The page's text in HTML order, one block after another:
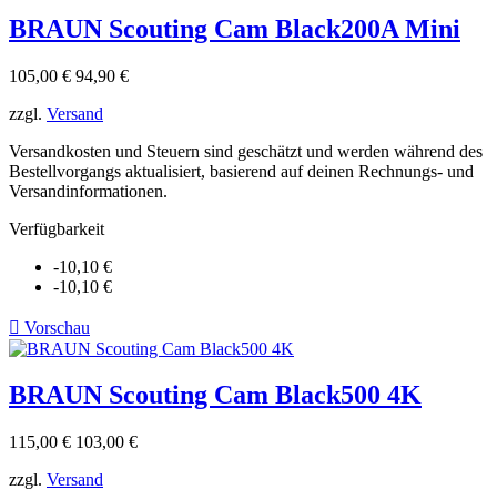
BRAUN Scouting Cam Black200A Mini
Verkaufspreis
105,00 € Preis
94,90 €
zzgl. Versand
Versandkosten und Steuern sind geschätzt und werden während des
Bestellvorgangs aktualisiert, basierend auf deinen Rechnungs- und
Versandinformationen.
Verfügbarkeit
-10,10 €
-10,10 €
 Vorschau
BRAUN Scouting Cam Black500 4K
Verkaufspreis
115,00 € Preis
103,00 €
zzgl. Versand